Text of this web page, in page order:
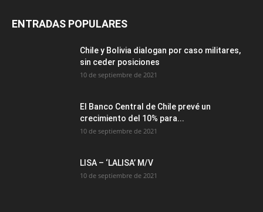
ENTRADAS POPULARES
Chile y Bolivia dialogan por caso militares,
sin ceder posiciones
10 de septiembre de 2021
El Banco Central de Chile prevé un
crecimiento del 10% para...
10 de septiembre de 2021
LISA – ‘LALISA’ M/V
10 de septiembre de 2021